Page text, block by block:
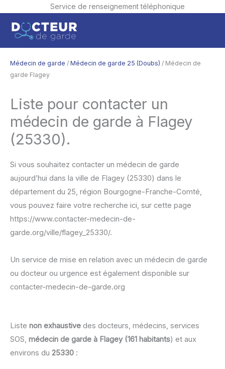
Service de renseignement téléphonique
contenu
Médecin de garde / Médecin de garde 25 (Doubs) / Médecin de
garde Flagey
Liste pour contacter un
médecin de garde à Flagey
(25330).
Si vous souhaitez contacter un médecin de garde
aujourd’hui dans la ville de Flagey (25330) dans le
département du 25, région Bourgogne-Franche-Comté,
vous pouvez faire votre recherche ici, sur cette page
https://www.contacter-medecin-de-
garde.org/ville/flagey_25330/.
Un service de mise en relation avec un médecin de garde
ou docteur ou urgence est également disponible sur
contacter-medecin-de-garde.org
Liste non exhaustive des docteurs, médecins, services
SOS, médecin de garde à Flagey (161 habitants) et aux
environs du 25330 :